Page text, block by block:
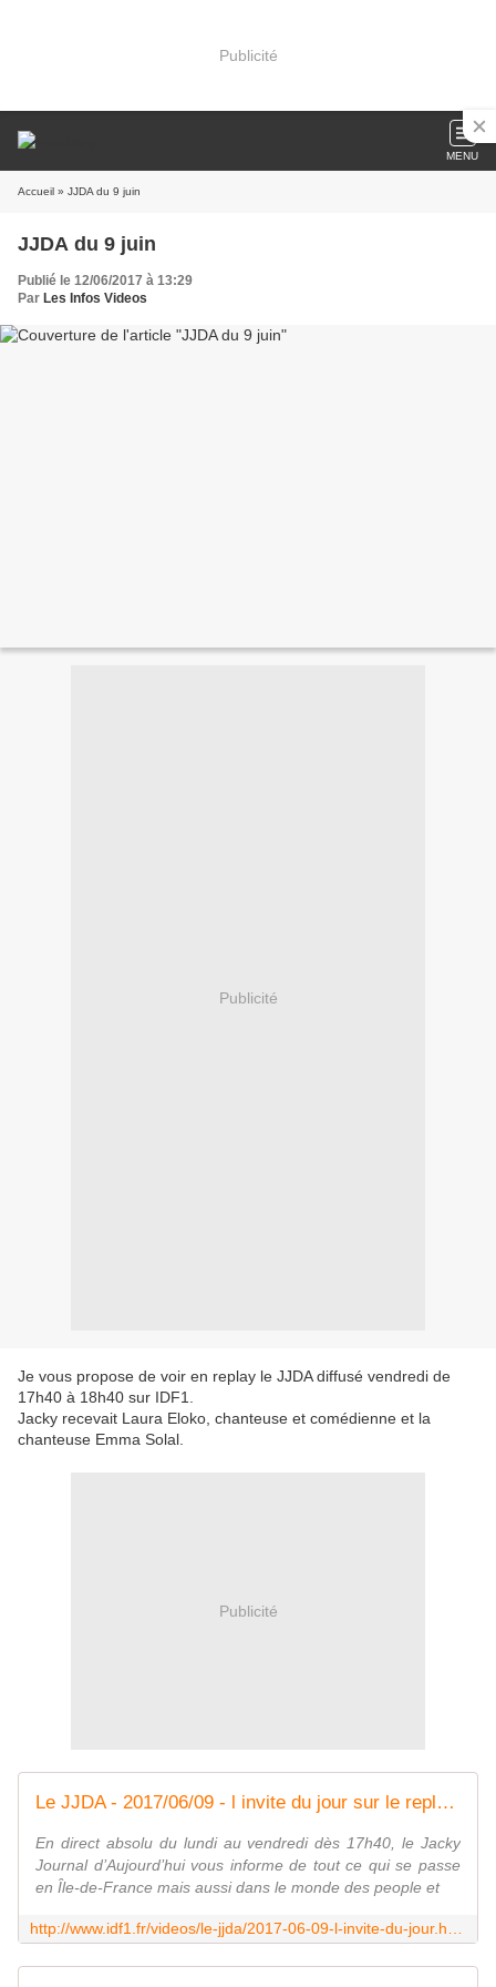
Publicité
MENU
Accueil » JJDA du 9 juin
JJDA du 9 juin
Publié le 12/06/2017 à 13:29
Par Les Infos Videos
Publicité
Je vous propose de voir en replay le JJDA diffusé vendredi de
17h40 à 18h40 sur IDF1.
Jacky recevait Laura Eloko, chanteuse et comédienne et la
chanteuse Emma Solal.
Publicité
Le JJDA - 2017/06/09 - l invite du jour sur le replay IDF1 - IDF1
En direct absolu du lundi au vendredi dès 17h40, le Jacky
Journal d’Aujourd’hui vous informe de tout ce qui se passe
en Île-de-France mais aussi dans le monde des people et